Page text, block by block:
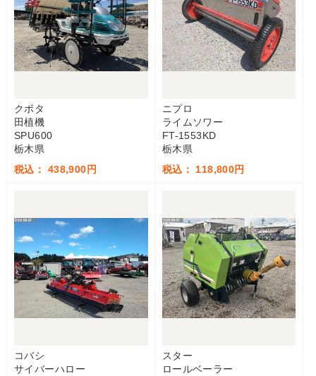
クボタ
田植機
SPU600
栃木県
税込： 438,900円
ニプロ
ライムソワー
FT-1553KD
栃木県
税込： 118,800円
コバシ
サイバーハロー
スター
ロールベーラー